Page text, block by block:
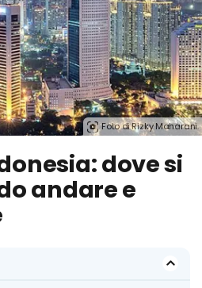
Foto di Rizky Maharani.
dove si
andare e